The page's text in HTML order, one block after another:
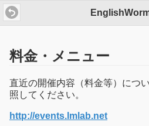
料金・メニュー
直近の開催内容（料金等）につ
照してください。
http://events.lmlab.net